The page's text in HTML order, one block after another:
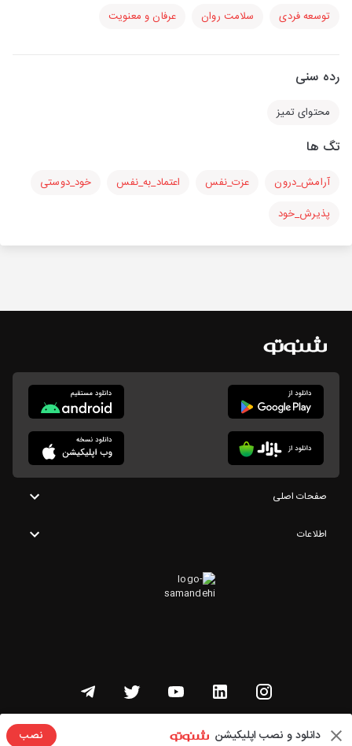
توسعه فردی سلامت روان عرفان و معنویت
رده سنی
محتوای تمیز
تگ ها
آرامش_درون عزت_نفس اعتماد_به_نفس
خود_دوستی
پذیرش_خود
دانلود و نصب اپلیکیشن نصب
صفحات اصلی
اطلاعات
تمامی حقوق این وبسایت متعلق به شنوتو است